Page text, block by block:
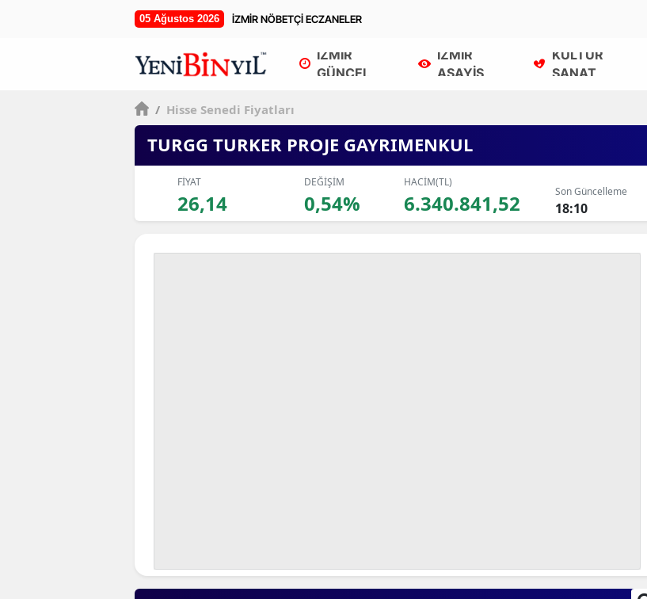
05 Ağustos 2026 İZMİR NÖBETÇİ ECZANELER
İZMİR
GÜNCEL
İZMİR
ASAYİŞ
KÜLTÜR
SANAT
/ Hisse Senedi Fiyatları
TURGG TURKER PROJE GAYRIMENKUL
FİYAT
26,14
DEĞİŞİM
0,54%
HACİM(TL)
6.340.841,52 Son Güncelleme
18:10